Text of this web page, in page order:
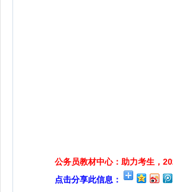
公务员教材中心：助力考生，
点击分享此信息：